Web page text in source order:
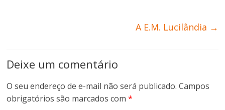
A E.M. Lucilândia →
Deixe um comentário
O seu endereço de e-mail não será publicado. Campos
obrigatórios são marcados com*